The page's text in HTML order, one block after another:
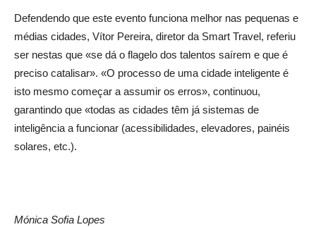
Defendendo que este evento funciona melhor nas pequenas e
médias cidades, Vítor Pereira, diretor da Smart Travel, referiu
ser nestas que «se dá o flagelo dos talentos saírem e que é
preciso catalisar». «O processo de uma cidade inteligente é
isto mesmo começar a assumir os erros», continuou,
garantindo que «todas as cidades têm já sistemas de
inteligência a funcionar (acessibilidades, elevadores, painéis
solares, etc.).
Mónica Sofia Lopes